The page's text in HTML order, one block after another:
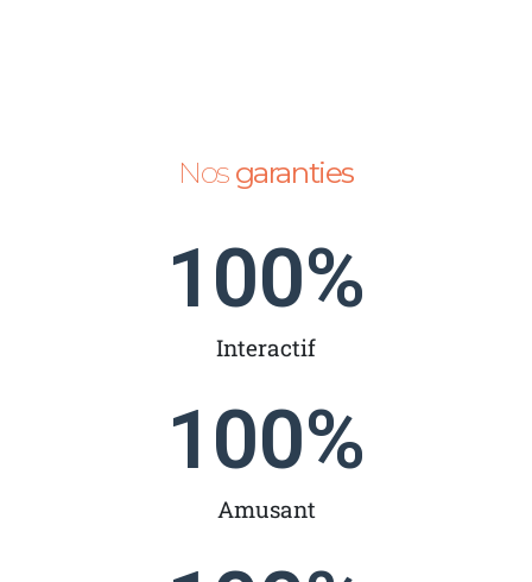
Nos garanties
Interactif
100%
Amusant
100%